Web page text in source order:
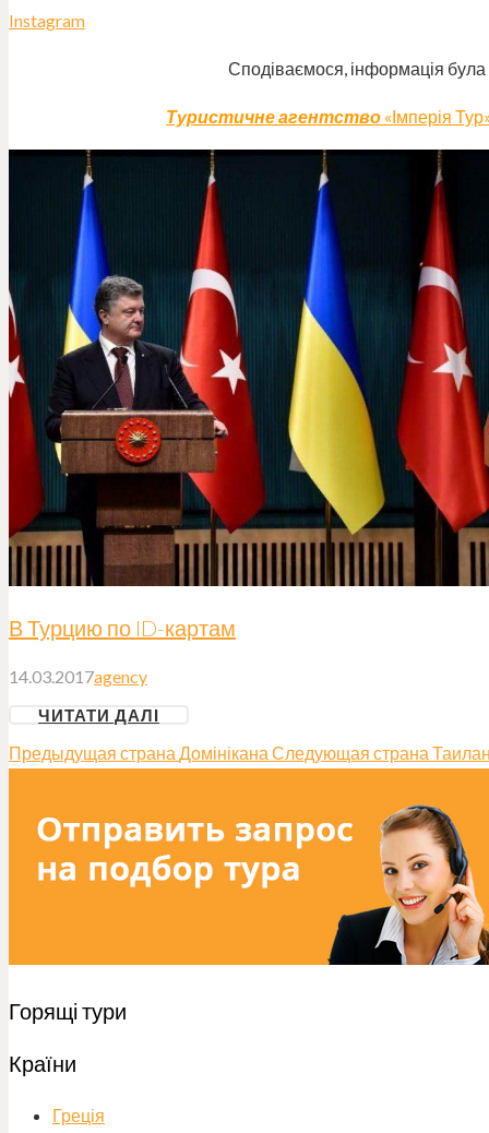
Instagram
Сподіваємося, інформація була для
Туристичне агентство «Імперія
В Турцию по ID-картам
14.03.2017agency
ЧИТАТИ ДАЛІ
Предыдущая страна Домінікана Следующая страна
Горящі тури
Країни
Греція